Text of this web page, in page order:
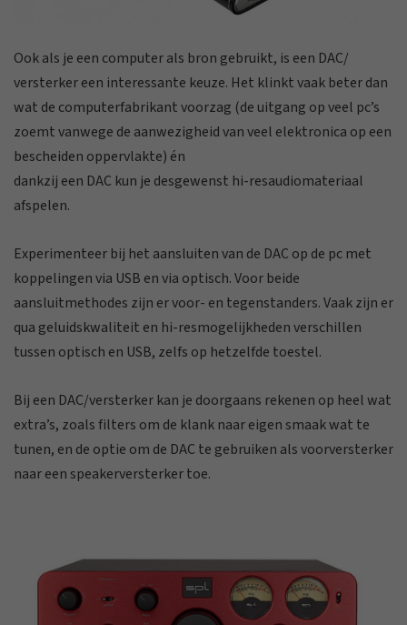
Ook als je een computer als bron gebruikt, is een DAC/
versterker een interessante keuze. Het klinkt vaak beter dan
wat de computerfabrikant voorzag (de uitgang op veel pc’s
zoemt vanwege de aanwezigheid van veel elektronica op een
bescheiden oppervlakte) én
dankzij een DAC kun je desgewenst hi-resaudiomateriaal
afspelen.
Experimenteer bij het aansluiten van de DAC op de pc met
koppelingen via USB en via optisch. Voor beide
aansluitmethodes zijn er voor- en tegenstanders. Vaak zijn er
qua geluidskwaliteit en hi-resmogelijkheden verschillen
tussen optisch en USB, zelfs op hetzelfde toestel.
Bij een DAC/versterker kan je doorgaans rekenen op heel wat
extra’s, zoals filters om de klank naar eigen smaak wat te
tunen, en de optie om de DAC te gebruiken als voorversterker
naar een speakerversterker toe.